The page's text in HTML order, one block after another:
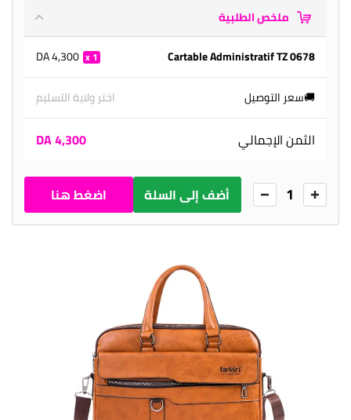
ملخص الطلبية
Cartable Administratif TZ 0678
1
4,300 DA
🚚سعر التوصيل
اختر ولاية التسليم
الثمن الإجمالي 4,300 DA
1 أضف إلى السلة
اضغط هنا
للطلب